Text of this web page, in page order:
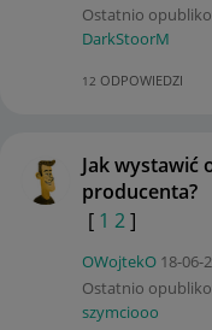
Ostatnio
DarkStoorM
12 ODPOWIEDZI
Jak wystawić
producenta?
[ 1 2]
OWojtekO ‎18-06-
Ostatnio
szymciooo